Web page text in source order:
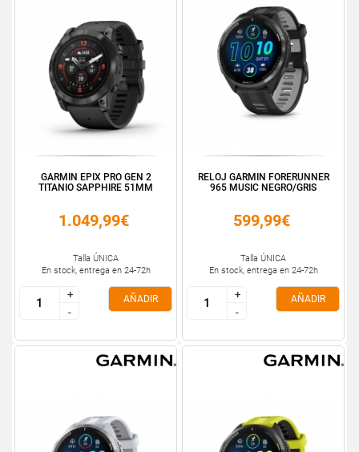
GARMIN EPIX PRO GEN 2
TITANIO SAPPHIRE 51MM
1.049,99€
Talla ÚNICA
En stock, entrega en 24-72h
+
-
+
-
AÑADIR
RELOJ GARMIN FORERUNNER
965 MUSIC NEGRO/GRIS
599,99€
Talla ÚNICA
En stock, entrega en 24-72h
+
-
+
-
AÑADIR